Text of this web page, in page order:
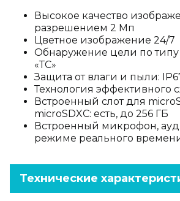
Высокое качество
разрешением 2 Мп
Цветное изображение 24/7
Обнаружение цели по типу
«ТС»
Защита от влаги и пыли:
Технология эффективного
Встроенный слот для
microSDXC: есть, до 256 ГБ
Встроенный микрофон,
режиме реального
Технические